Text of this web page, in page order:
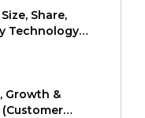
Share,
Technology
Security &
Aerospace
Growth &